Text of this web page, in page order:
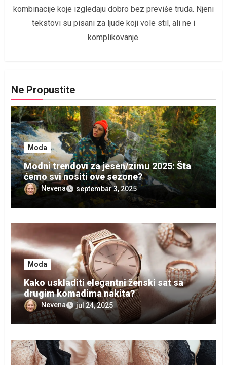
kombinacije koje izgledaju dobro bez previše truda. Njeni
tekstovi su pisani za ljude koji vole stil, ali ne i
komplikovanje.
Ne Propustite
Moda
Modni trendovi za jesen/zimu 2025: Šta
ćemo svi nositi ove sezone?
Nevena septembar 3, 2025
Moda
Kako uskladiti elegantni ženski sat sa
drugim komadima nakita?
Nevena jul 24, 2025